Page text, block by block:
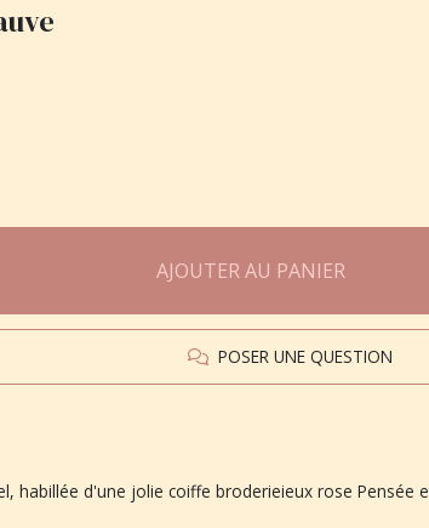
AJOUTER AU PANIER
POSER UNE QUESTION
habillée d'une jolie coiffe broderieieux rose